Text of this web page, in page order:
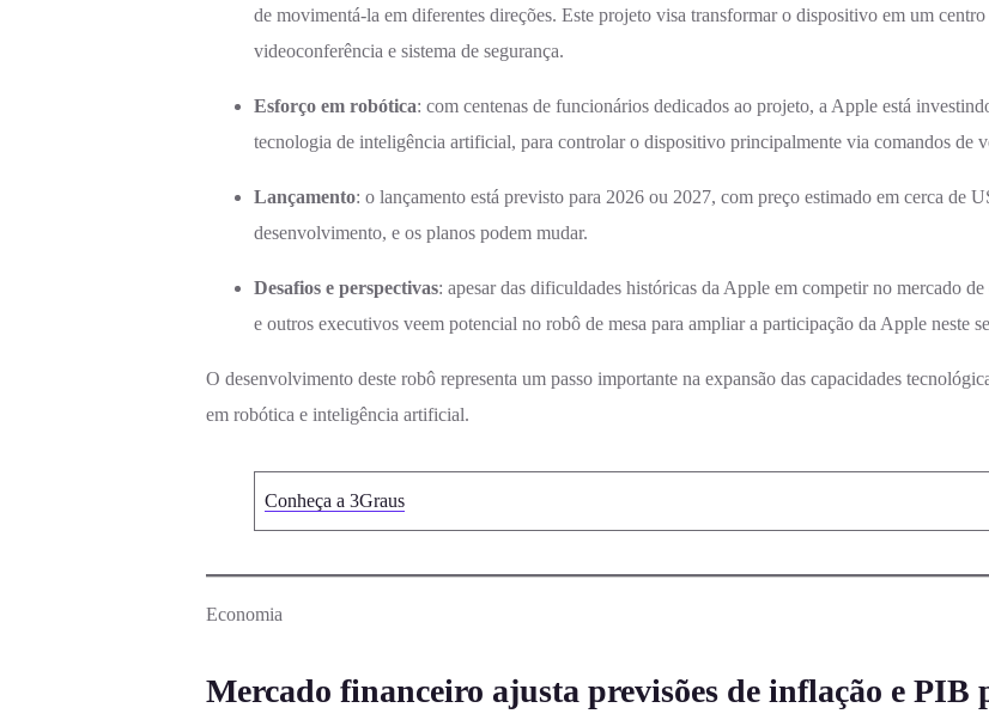
de movimentá-la em diferentes direções. Este projeto visa transformar o dispositivo em um
videoconferência e sistema de segurança.
Esforço em robótica: com centenas de funcionários dedicados ao projeto, a Apple está
tecnologia de inteligência artificial, para controlar o dispositivo principalmente via comandos de
Lançamento: o lançamento está previsto para 2026 ou 2027, com preço estimado em cerca de
desenvolvimento, e os planos podem mudar.
Desafios e perspectivas: apesar das dificuldades históricas da Apple em competir no mercado
e outros executivos veem potencial no robô de mesa para ampliar a participação da Apple neste
O desenvolvimento deste robô representa um passo importante na expansão das capacidades
em robótica e inteligência artificial.
Conheça a 3Graus
Economia
Mercado financeiro ajusta previsões de inflação e PIB